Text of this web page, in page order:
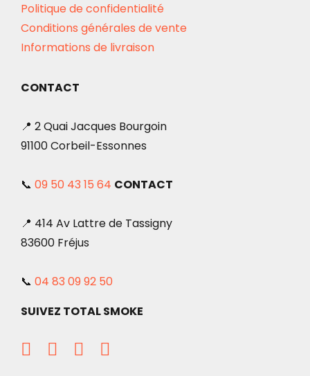
Politique de confidentialité
Conditions générales de vente
Informations de livraison
CONTACT
📍 2 Quai Jacques Bourgoin
91100 Corbeil-Essonnes
📞 09 50 43 15 64 CONTACT
📍 414 Av Lattre de Tassigny
83600 Fréjus
📞 04 83 09 92 50
SUIVEZ TOTAL SMOKE